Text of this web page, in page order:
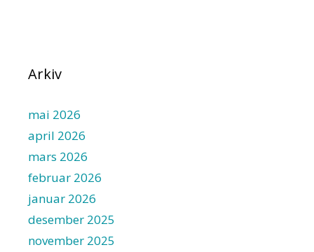
Arkiv
mai 2026
april 2026
mars 2026
februar 2026
januar 2026
desember 2025
november 2025